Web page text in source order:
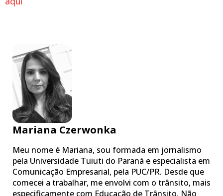
Mariana Czerwonka
Meu nome é Mariana, sou formada em jornalismo
pela Universidade Tuiuti do Paraná e especialista em
Comunicação Empresarial, pela PUC/PR. Desde que
comecei a trabalhar, me envolvi com o trânsito, mais
especificamente com Educação de Trânsito. Não